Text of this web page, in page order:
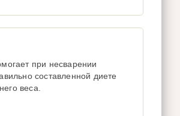
при несварении
составленной диете
веса.